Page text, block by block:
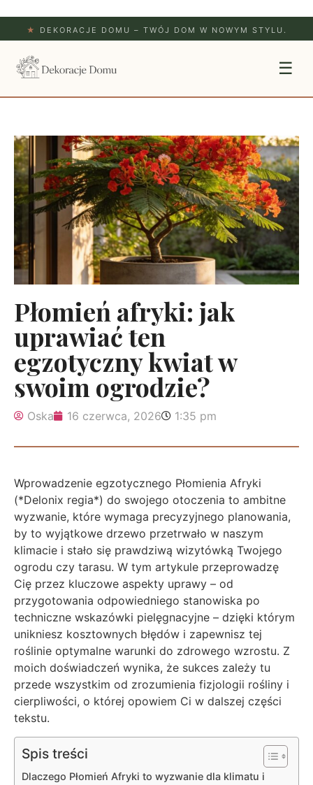
★ DEKORACJE DOMU – TWÓJ DOM W NOWYM STYLU.
☰
Płomień afryki: jak
uprawiać ten
egzotyczny kwiat w
swoim ogrodzie?
Oska 16 czerwca, 2026 1:35 pm
Wprowadzenie egzotycznego Płomienia Afryki
(*Delonix regia*) do swojego otoczenia to ambitne
wyzwanie, które wymaga precyzyjnego planowania,
by to wyjątkowe drzewo przetrwało w naszym
klimacie i stało się prawdziwą wizytówką Twojego
ogrodu czy tarasu. W tym artykule przeprowadzę
Cię przez kluczowe aspekty uprawy – od
przygotowania odpowiedniego stanowiska po
techniczne wskazówki pielęgnacyjne – dzięki którym
unikniesz kosztownych błędów i zapewnisz tej
roślinie optymalne warunki do zdrowego wzrostu. Z
moich doświadczeń wynika, że sukces zależy tu
przede wszystkim od zrozumienia fizjologii rośliny i
cierpliwości, o której opowiem Ci w dalszej części
tekstu.
Spis treści
Dlaczego Płomień Afryki to wyzwanie dla klimatu i